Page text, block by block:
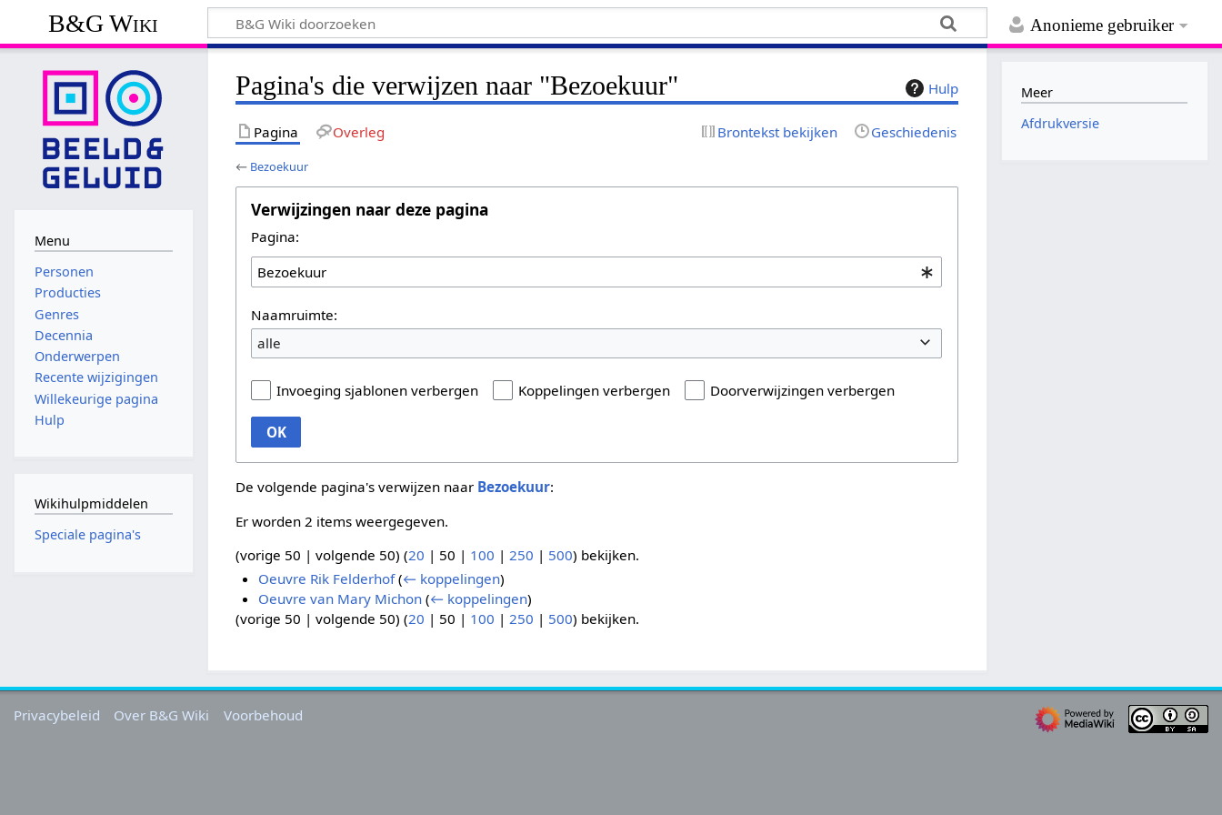
Anonieme gebruiker
B&G Wiki
Hulp
Pagina's die verwijzen naar "Bezoekuur"
Pagina Overleg Brontekst bekijken Geschiedenis
← Bezoekuur
Verwijzingen naar deze pagina
Pagina:
Naamruimte:
alle
Invoeging sjablonen verbergen Koppelingen verbergen Doorverwijzingen verbergen
OK
De volgende pagina's verwijzen naar Bezoekuur:
Er worden 2 items weergegeven.
(vorige 50 |volgende 50) (20 | 50 | 100 | 250 | 500) bekijken.
Oeuvre Rik Felderhof (← koppelingen)
Oeuvre van Mary Michon (← koppelingen)
(vorige 50 |volgende 50) (20 | 50 | 100 |250 | 500) bekijken.
Menu
Personen
Producties
Genres
Decennia
Onderwerpen
Recente wijzigingen
Willekeurige pagina
Hulp
Wikihulpmiddelen
Speciale pagina's
Meer
Afdrukversie
Privacybeleid Over B&G Wiki Voorbehoud